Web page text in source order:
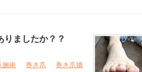
りましたか？？
施術 巻き爪
巻き爪矯